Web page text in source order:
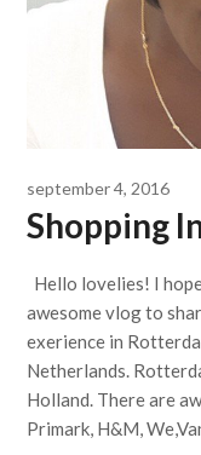
september 4, 2016
Shopping
Hello lovelies! I
awesome vlog to
exerience in
Netherlands.
Holland. There are
Primark, H&M,